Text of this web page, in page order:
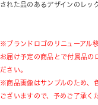
された品のあるデザインのレッ
※ブランドロゴのリニューアル
お届け予定の商品とで付属品の
ださい。
※商品画像はサンプルのため、
ございますので、予めご了承く